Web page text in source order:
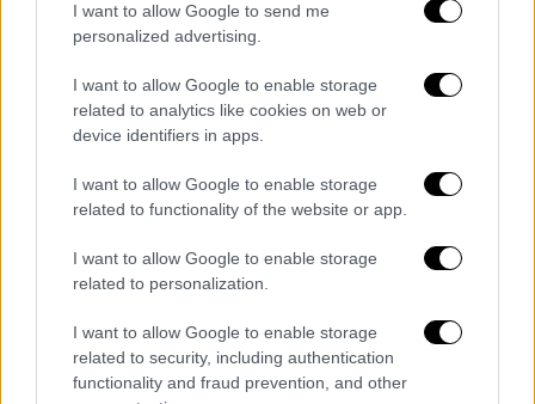
I want to allow Google to send me
personalized advertising.
I want to allow Google to enable storage
related to analytics like cookies on web or
device identifiers in apps.
I want to allow Google to enable storage
related to functionality of the website or app.
I want to allow Google to enable storage
related to personalization.
I want to allow Google to enable storage
related to security, including authentication
functionality and fraud prevention, and other
Για να δούμε, μπορεί να κάνω το κλασικό και
να καταλήξω εκεί
, ήταν υπέροχο, οι
παραστάσεις γίνονταν όλο και πιο τρελές.
Ηταν αυτό που ήλπιζα ότι θα ήταν. Ηταν μια
διασταύρωση μεταξύ ενός κλαμπ καμπαρέ
της δεκαετίας του ’70 και του «Studio 54».
άνθρωποι γίνονταν αρκετά άγριοι»,
συμπλήρωσε η σταρ για την πιθανότητα
απόσυρσης.
https://www.instagram.com/p/C9ScGyxN3Wy